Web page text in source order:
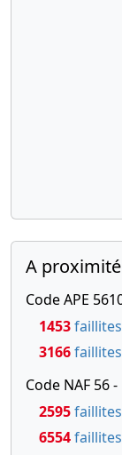
A
Code APE
1453
3166
Code NAF 56
2595
6554